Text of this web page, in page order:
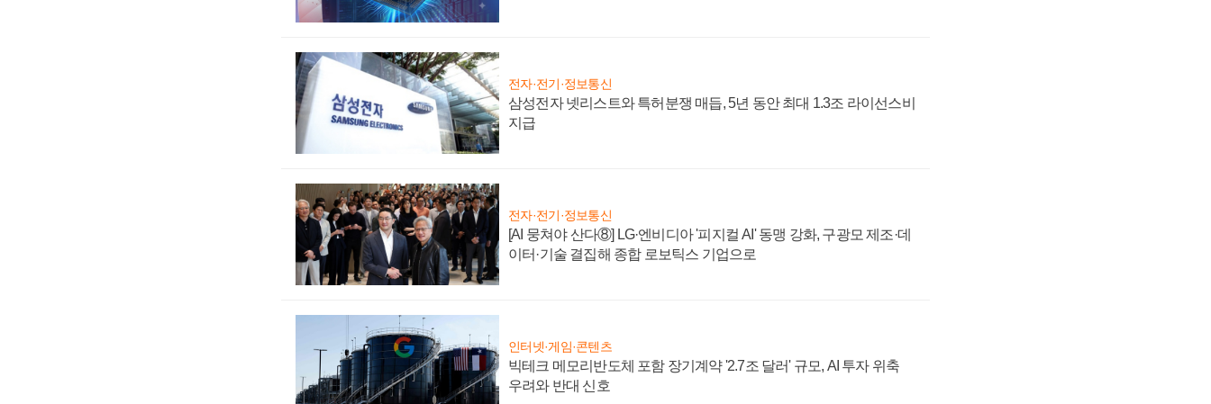
전자·전기·정보통신
삼성전자 넷리스트와 특허분쟁 매듭, 5년 동안 최대 1.3조 라이선스비
지급
전자·전기·정보통신
[AI 뭉쳐야 산다⑧] LG·엔비디아 '피지컬 AI' 동맹 강화, 구광모 제조·데
이터·기술 결집해 종합 로보틱스 기업으로
인터넷·게임·콘텐츠
빅테크 메모리반도체 포함 장기계약 '2.7조 달러' 규모, AI 투자 위축
우려와 반대 신호